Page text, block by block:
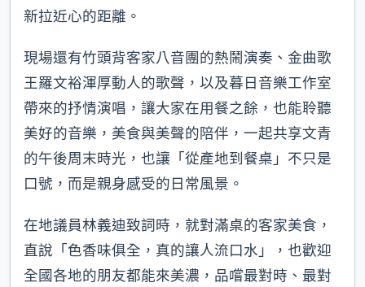
新拉近心的距離。
現場還有竹頭背客家八音團的熱鬧演奏、金曲歌
王羅文裕渾厚動人的歌聲，以及暮日音樂工作室
帶來的抒情演唱，讓大家在用餐之餘，也能聆聽
美好的音樂，美食與美聲的陪伴，一起共享文青
的午後周末時光，也讓「從產地到餐桌」不只是
口號，而是親身感受的日常風景。
在地議員林義迪致詞時，就對滿桌的客家美食，
直說「色香味俱全，真的讓人流口水」，也歡迎
全國各地的朋友都能來美濃，品嚐最對時、最對